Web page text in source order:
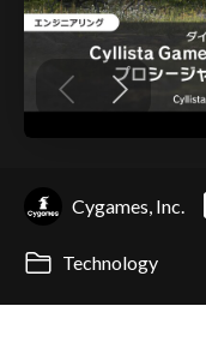
Cygames, Inc.
Technology